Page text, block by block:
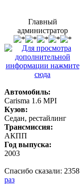
Главный
администратор
Автомобиль:
Carisma 1.6 MPI
Кузов:
Седан, рестайлинг
Трансмиссия:
АКПП
Год выпуска:
2003
Спасибо сказали: 2358
раз